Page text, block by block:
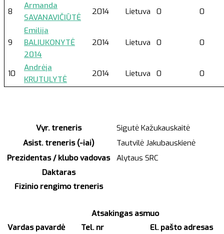
8
Armanda
SAVANAVIČIŪTĖ
2014 Lietuva 0 0
9
Emilija
BALIUKONYTĖ
2014
2014 Lietuva 0 0
10
Andrėja
KRUTULYTĖ
2014 Lietuva 0 0
Vyr. treneris
Sigutė Kažukauskaitė
Asist. treneris (-iai)
Tautvilė Jakubauskienė
Prezidentas / klubo vadovas
Alytaus SRC
Daktaras
Fizinio rengimo treneris
Atsakingas asmuo
Vardas pavardė
Tel. nr El. pašto adresas